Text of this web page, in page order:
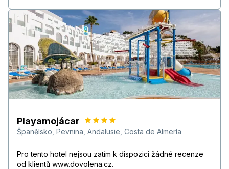
Playamojácar
Španělsko Pevnina Andalusie Costa de Almería
Pro tento hotel nejsou zatím k dispozici žádné recenze
od klientů www.dovolena.cz.